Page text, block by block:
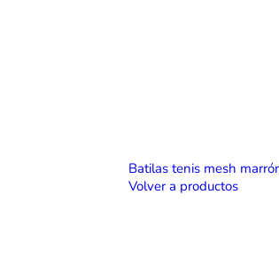
Batilas tenis mesh
Volver a productos